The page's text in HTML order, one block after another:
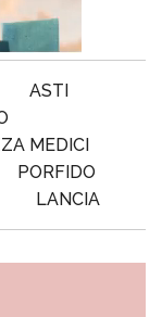
ASTI
MEDICI
PORFIDO
LANCIA